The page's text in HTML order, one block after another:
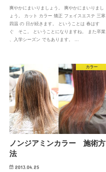
爽やかにまいりましょう。 爽やかにまいりまし
ょう。 カット カラー 矯正 フェイスエステ 三寒
四温 の 日が続きます。 ということは 春はす
ぐ そこ。 ということになりますね。 また卒業
、入学シーズン でもあります。 …
カラー
ノンジアミンカラー 施術方
法
2013.04.25